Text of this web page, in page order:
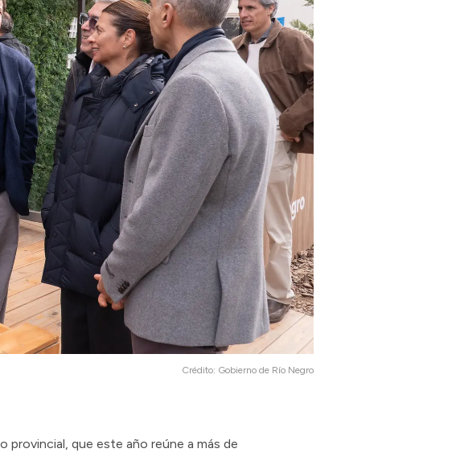
Crédito: Gobierno de Río Negro
que este año reúne a más de